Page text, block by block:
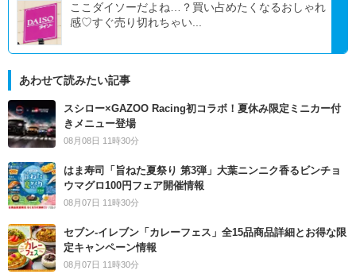
ここダイソーだよね…？買い占めたくなるおしゃれ
感♡すぐ売り切れちゃい...
あわせて読みたい記事
スシロー×GAZOO Racing初コラボ！夏休み限定ミニカー付
きメニュー登場
08月08日 11時30分
はま寿司「旨ねた夏祭り 第3弾」大葉ニンニク香るビンチョ
ウマグロ100円フェア開催情報
08月07日 11時30分
セブン‐イレブン「カレーフェス」全15品商品詳細とお得な限
定キャンペーン情報
08月07日 11時30分